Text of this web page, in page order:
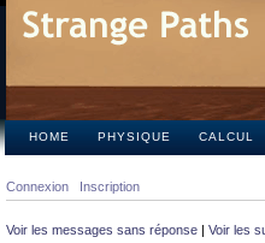
HOME PHYSIQUE CALCUL
Connexion Inscription
Voir les messages sans réponse | Voir les